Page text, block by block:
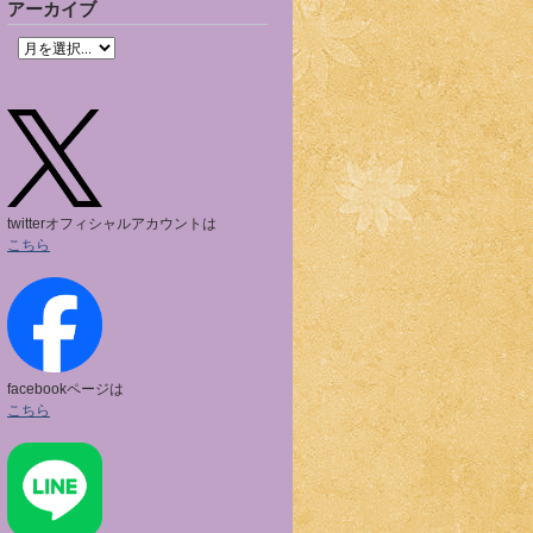
アーカイブ
twitterオフィシャルアカウントは
こちら
facebookページは
こちら